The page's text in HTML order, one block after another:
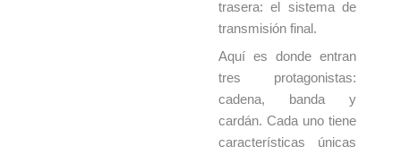
trasera: el sistema de
transmisión final.
Aquí es donde entran
tres protagonistas:
cadena, banda y
cardán. Cada uno tiene
características únicas